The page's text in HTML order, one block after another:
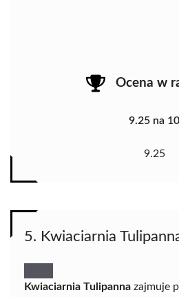
Ocena w
9.25 na 10
9.25
5. Kwiaciarnia
Kwiaciarnia Tulipanna zajmuje